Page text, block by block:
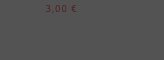
3,00 €